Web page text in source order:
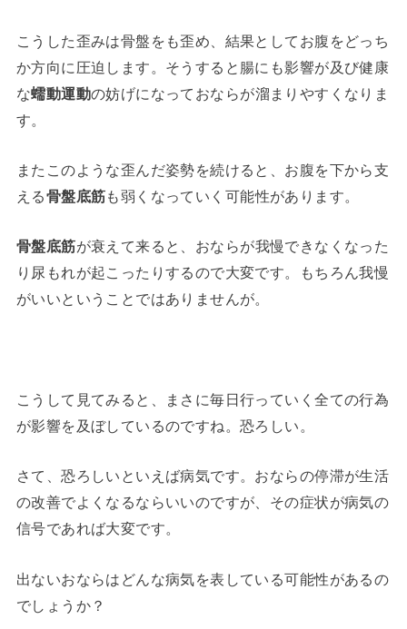
こうした歪みは骨盤をも歪め、結果としてお腹をどっち
か方向に圧迫します。そうすると腸にも影響が及び健康
な蠕動運動の妨げになっておならが溜まりやすくなりま
す。
またこのような歪んだ姿勢を続けると、お腹を下から支
える骨盤底筋も弱くなっていく可能性があります。
骨盤底筋が衰えて来ると、おならが我慢できなくなった
り尿もれが起こったりするので大変です。もちろん我慢
がいいということではありませんが。
こうして見てみると、まさに毎日行っていく全ての行為
が影響を及ぼしているのですね。恐ろしい。
さて、恐ろしいといえば病気です。おならの停滞が生活
の改善でよくなるならいいのですが、その症状が病気の
信号であれば大変です。
出ないおならはどんな病気を表している可能性があるの
でしょうか？